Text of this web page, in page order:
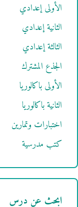
الأولى إعدادي
الثانية إعدادي
الثالثة إعدادي
الجذع المشترك
الأولى باكالوريا
الثانية باكالوريا
اختبارات وتمارين
كتب مدرسية
ابحث عن درس